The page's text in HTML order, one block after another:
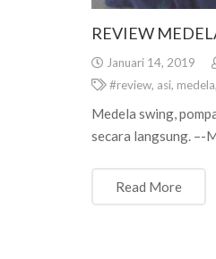
REVIEW
Januari 14, 2019
#review, asi, medela,
Medela swing,
secara langsung. –-
Read More